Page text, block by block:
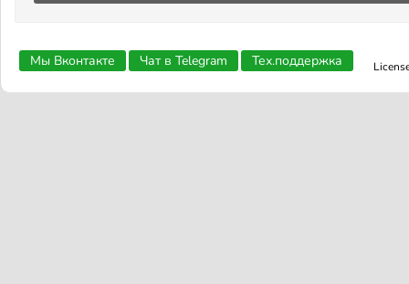
Мы Вконтакте Чат в Telegram Тех.поддержка